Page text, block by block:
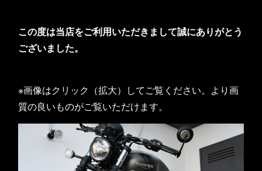
この度は当店をご利用いただきまして誠にありがとう
ございました。
※画像はクリック（拡大）してご覧ください。より画
質の良いものがご覧いただけます。